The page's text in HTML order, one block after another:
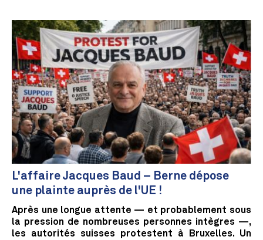
L'affaire Jacques Baud – Berne dépose
une plainte auprès de l'UE !
Après une longue attente — et probablement sous
la pression de nombreuses personnes intègres —,
les autorités suisses protestent à Bruxelles. Un